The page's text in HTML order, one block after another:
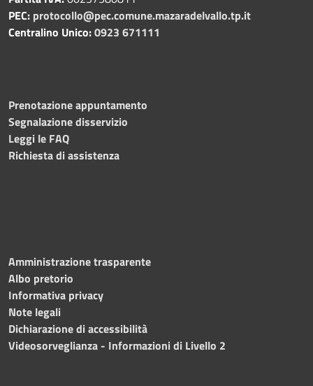
PEC: protocollo@pec.comune.mazaradelvallo.tp.it
Centralino Unico:0923 671111
Prenotazione appuntamento
Segnalazione disservizio
Leggi le FAQ
Richiesta di assistenza
Amministrazione trasparente
Albo pretorio
Informativa privacy
Note legali
Dichiarazione di accessibilità
Videosorveglianza - Informazioni di Livello 2